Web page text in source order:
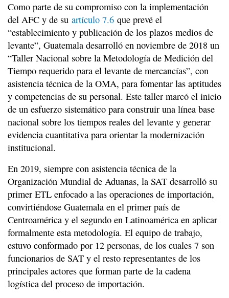
Como parte de su compromiso con la implementación
del AFC y de su artículo 7.6 que prevé el
“establecimiento y publicación de los plazos medios de
levante”, Guatemala desarrolló en noviembre de 2018 un
“Taller Nacional sobre la Metodología de Medición del
Tiempo requerido para el levante de mercancías”, con
asistencia técnica de la OMA, para fomentar las aptitudes
y competencias de su personal. Este taller marcó el inicio
de un esfuerzo sistemático para construir una línea base
nacional sobre los tiempos reales del levante y generar
evidencia cuantitativa para orientar la modernización
institucional.
En 2019, siempre con asistencia técnica de la
Organización Mundial de Aduanas, la SAT desarrolló su
primer ETL enfocado a las operaciones de importación,
convirtiéndose Guatemala en el primer país de
Centroamérica y el segundo en Latinoamérica en aplicar
formalmente esta metodología. El equipo de trabajo,
estuvo conformado por 12 personas, de los cuales 7 son
funcionarios de SAT y el resto representantes de los
principales actores que forman parte de la cadena
logística del proceso de importación.